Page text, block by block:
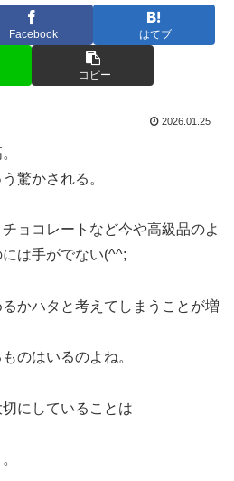
Facebook はてブ
コピー
2026.01.25
驚かされる。
ョコレートなど今や高級品のよ
は手がでない(^^;
かハタと考えてしまうことが増
のはいるのよね。
にしていることは